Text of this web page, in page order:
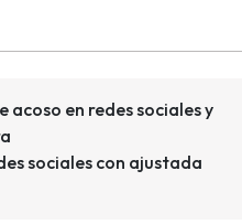
acoso en redes sociales y
sociales con ajustada